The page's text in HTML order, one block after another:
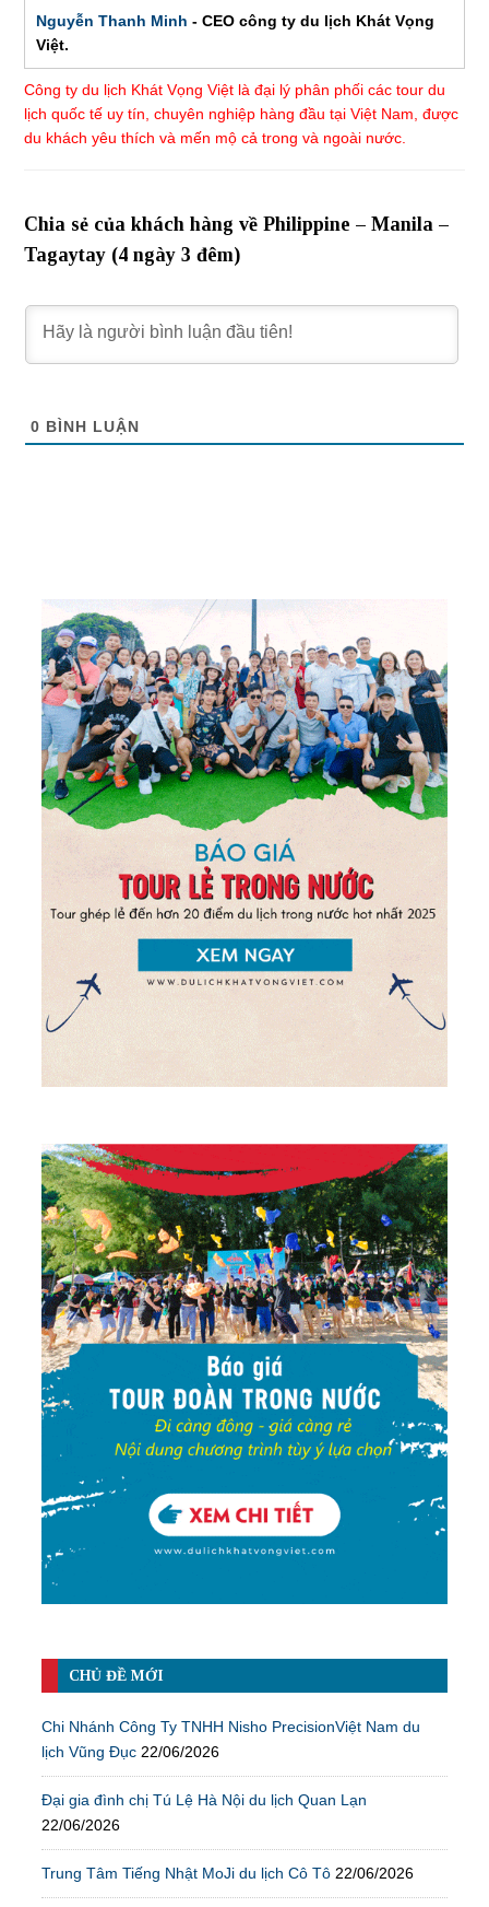
Nguyễn Thanh Minh - CEO công ty du lịch Khát Vọng
Việt.
Công ty du lịch Khát Vọng Việt là đại lý phân phối các tour du
lịch quốc tế uy tín, chuyên nghiệp hàng đầu tại Việt Nam, được
du khách yêu thích và mến mộ cả trong và ngoài nước.
Chia sẻ của khách hàng về Philippine – Manila –
Tagaytay (4 ngày 3 đêm)
0 BÌNH LUẬN
CHỦ ĐỀ MỚI
Chi Nhánh Công Ty TNHH Nisho PrecisionViệt Nam du
lịch Vũng Đục 22/06/2026
Đại gia đình chị Tú Lệ Hà Nội du lịch Quan Lạn
22/06/2026
Trung Tâm Tiếng Nhật MoJi du lịch Cô Tô 22/06/2026